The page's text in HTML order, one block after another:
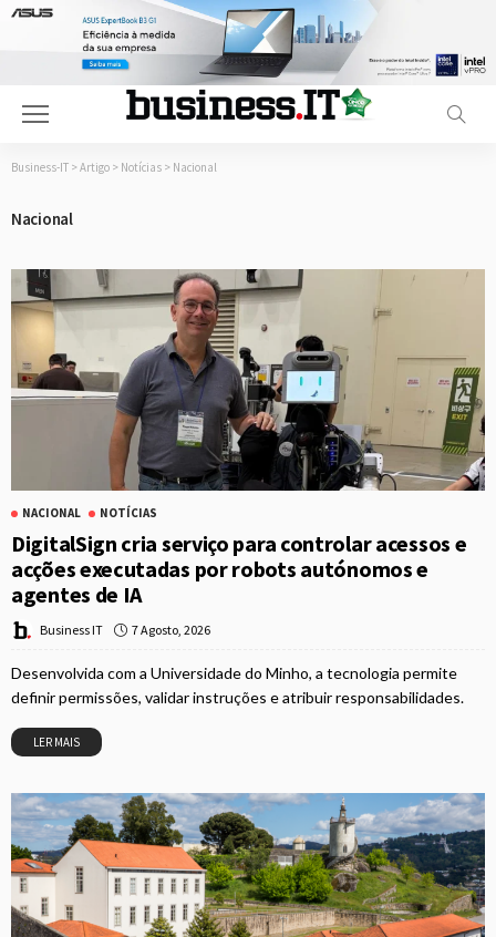
Business-IT > Artigo > Notícias > Nacional
Nacional
NACIONAL NOTÍCIAS
DigitalSign cria serviço para controlar acessos e
acções executadas por robots autónomos e
agentes de IA
Business IT 7 Agosto, 2026
Desenvolvida com a Universidade do Minho, a tecnologia permite
definir permissões, validar instruções e atribuir responsabilidades.
LER MAIS